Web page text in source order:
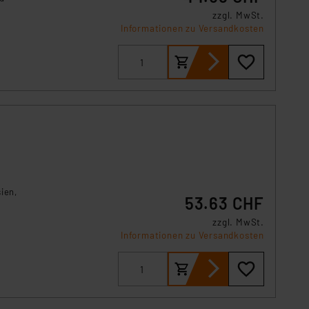
mit unzureichendem
personenbezogene
bestehen.
zzgl. MwSt.
Informationen zu Versandkosten
53.63 CHF
zzgl. MwSt.
Informationen zu Versandkosten